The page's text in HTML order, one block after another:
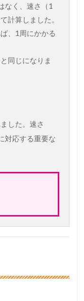
なく、速さ（1
計算しました。
、1周にかかる
同じになりま
した。速さ
対応する重要な